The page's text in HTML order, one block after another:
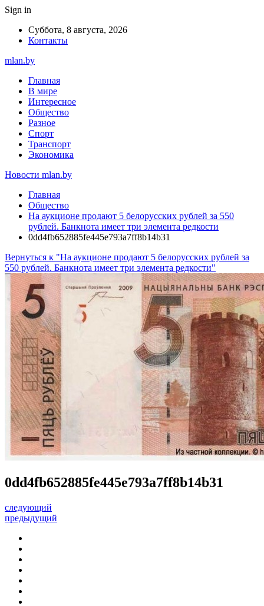
Sign in
Суббота, 8 августа, 2026
Контакты
mlan.by
Главная
В мире
Интересное
Общество
Разное
Спорт
Транспорт
Экономика
Новости mlan.by
Главная
Общество
На аукционе продают 5 белорусских рублей за 550
рублей. Банкнота имеет три элемента редкости
0dd4fb652885fe445e793a7ff8b14b31
Вернуться к "На аукционе продают 5 белорусских рублей за
550 рублей. Банкнота имеет три элемента редкости"
0dd4fb652885fe445e793a7ff8b14b31
следующий
предыдущий